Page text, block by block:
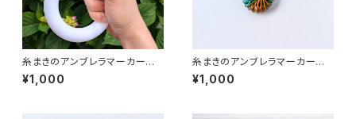
糸まきのアンブレラマーカー｜
花（青）｜めじるしチャーム 推し
活 マルチマーカー
¥1,000
糸まきのアンブレラマーカー｜
ミックスカラー｜めじるしチャー
ム 推し活 マルチマーカー
¥1,000